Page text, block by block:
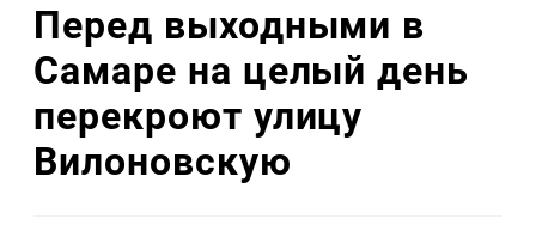
Перед выходными в
Самаре на целый день
перекроют улицу
Вилоновскую